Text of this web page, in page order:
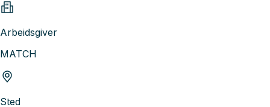
Arbeidsgiver
MATCH
Sted